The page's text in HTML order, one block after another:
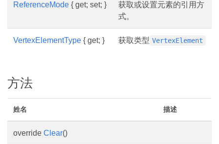
ReferenceMode { get; set; }
获取或设置元素的引用方
式。
VertexElementType { get; } 获取类型 VertexElement
方法
姓名 描述
override Clear()